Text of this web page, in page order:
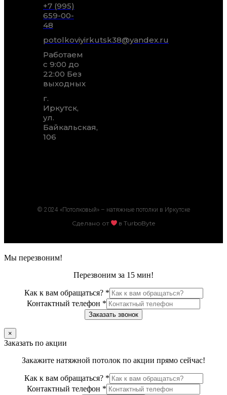
+7 (995)
659-00-
48
potolkoviyirkutsk38@yandex.ru
Работаем
с 9:00 до
22:00 Без
выходных
г.
Иркутск,
ул.
Байкальская,
106
© 2024 «Потолковый» – натяжные потолки в Иркутске
Сделано от в TurboByte
Мы перезвоним!
Перезвоним за 15 мин!
Как к вам обращаться? *
Контактный телефон *
Заказать звонок
×
Заказать по акции
Закажите натяжной потолок по акции прямо сейчас!
Как к вам обращаться? *
Контактный телефон *